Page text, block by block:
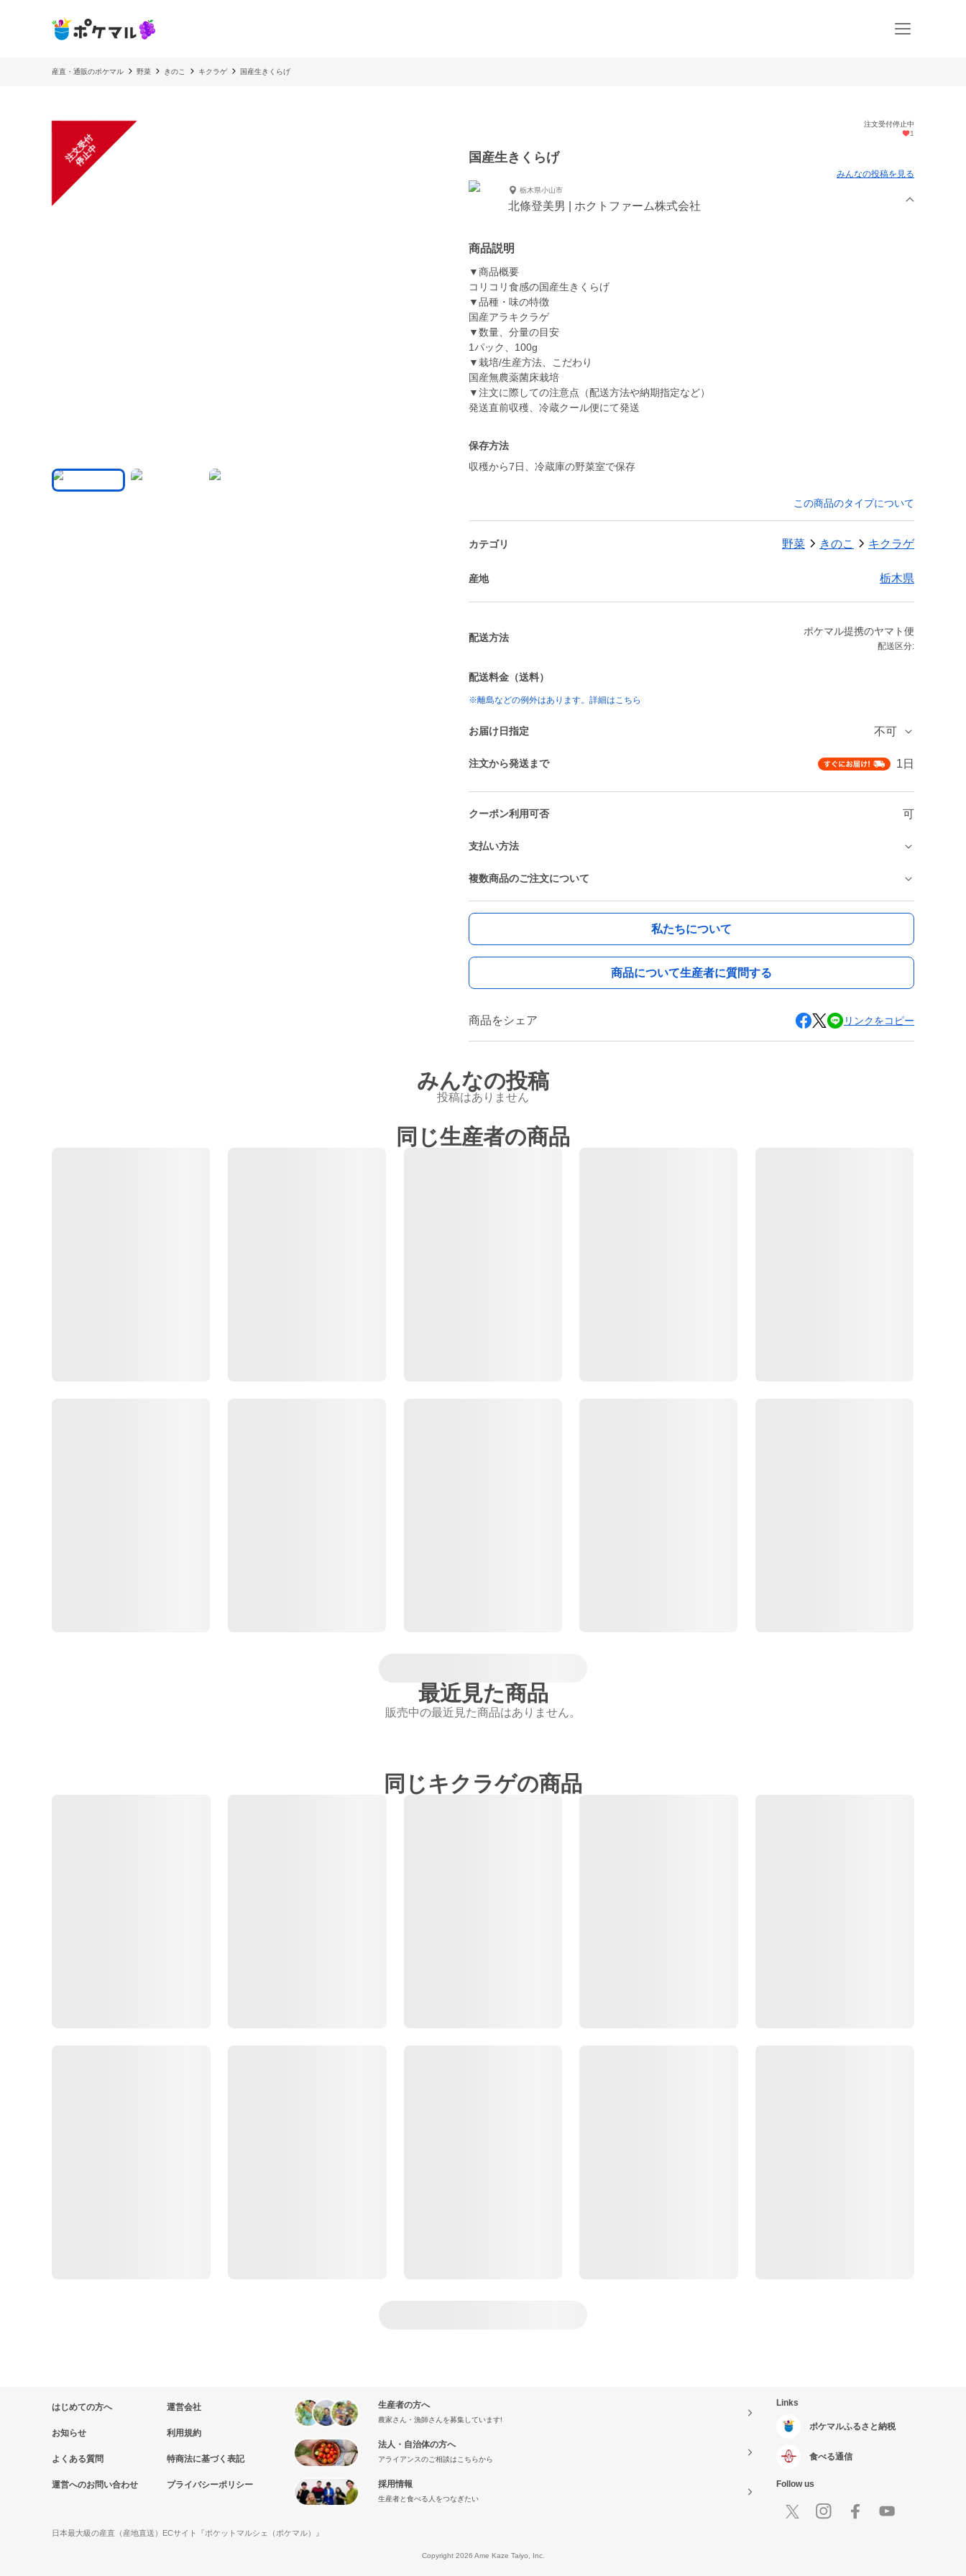
産直・通販のポケマル 野菜 きのこ キクラゲ 国産生きくらげ
注
文
受
付
停
止
中
注文受付停止中
1
国産生きくらげ
みんなの投稿を見る
栃木県小山市
北條登美男 | ホクトファーム株式会社
商品説明
▼商品概要
コリコリ食感の国産生きくらげ
▼品種・味の特徴
国産アラキクラゲ
▼数量、分量の目安
1パック、100g
▼栽培/生産方法、こだわり
国産無農薬菌床栽培
▼注文に際しての注意点（配送方法や納期指定など）
発送直前収穫、冷蔵クール便にて発送
保存方法
収穫から7日、冷蔵庫の野菜室で保存
この商品のタイプについて
カテゴリ 野菜 きのこ キクラゲ
産地 栃木県
配送方法
ポケマル提携のヤマト便
配送区分:
配送料金（送料）
※離島などの例外はあります。詳細はこちら
お届け日指定 不可
注文から発送まで 1日
クーポン利用可否 可
支払い方法
複数商品のご注文について
私たちについて
商品について生産者に質問する
商品をシェア リンクをコピー
みんなの投稿
投稿はありません
同じ生産者の商品
最近見た商品
販売中の最近見た商品はありません。
同じキクラゲの商品
はじめての方へ
お知らせ
よくある質問
運営へのお問い合わせ
運営会社
利用規約
特商法に基づく表記
プライバシーポリシー
生産者の方へ
農家さん・漁師さんを募集しています!
法人・自治体の方へ
アライアンスのご相談はこちらから
採用情報
生産者と食べる人をつなぎたい
Links
ポケマルふるさと納税
食べる通信
Follow us
日本最大級の産直（産地直送）ECサイト『ポケットマルシェ（ポケマル）』
Copyright 2026 Ame Kaze Taiyo, Inc.